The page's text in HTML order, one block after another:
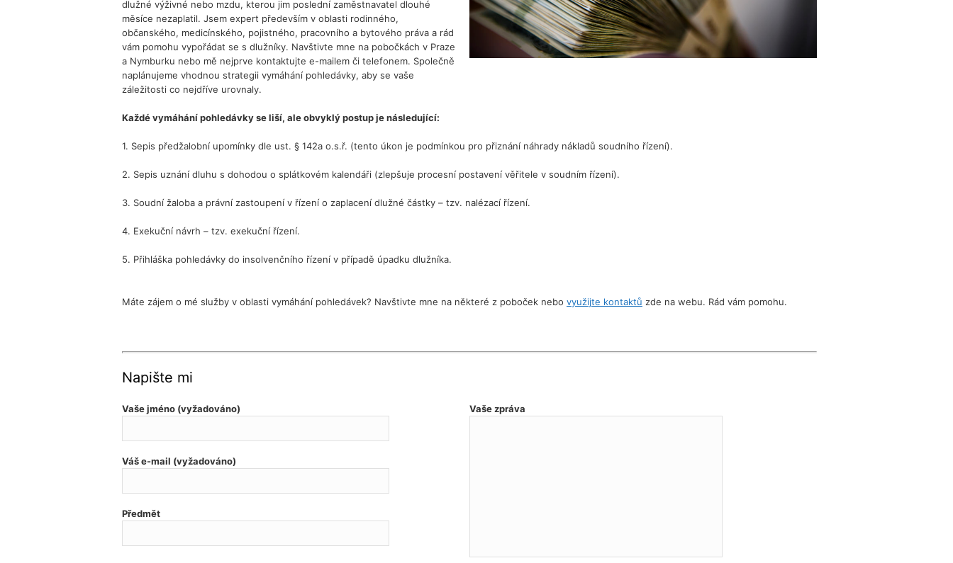
dlužné výživné nebo mzdu, kterou jim poslední zaměstnavatel dlouhé
měsíce nezaplatil. Jsem expert především v oblasti rodinného,
občanského, medicínského, pojistného, pracovního a bytového práva a rád
vám pomohu vypořádat se s dlužníky. Navštivte mne na pobočkách v Praze
a Nymburku nebo mě nejprve kontaktujte e-mailem či telefonem. Společně
naplánujeme vhodnou strategii vymáhání pohledávky, aby se vaše
záležitosti co nejdříve urovnaly.
Každé vymáhání pohledávky se liší, ale obvyklý postup je následující:
1. Sepis předžalobní upomínky dle ust. § 142a o.s.ř. (tento úkon je podmínkou pro přiznání náhrady nákladů soudního řízení).
2. Sepis uznání dluhu s dohodou o splátkovém kalendáři (zlepšuje procesní postavení věřitele v soudním řízení).
3. Soudní žaloba a právní zastoupení v řízení o zaplacení dlužné částky – tzv. nalézací řízení.
4. Exekuční návrh – tzv. exekuční řízení.
5. Přihláška pohledávky do insolvenčního řízení v případě úpadku dlužníka.
Máte zájem o mé služby v oblasti vymáhání pohledávek? Navštivte mne na některé z poboček nebo využijte kontaktů zde na webu. Rád vám pomohu.
Napište mi
Vaše jméno (vyžadováno)
Váš e-mail (vyžadováno)
Předmět
Vaše zpráva